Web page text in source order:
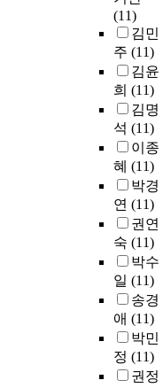
(11)
김민
주 (11)
김윤
희 (11)
김명
석 (11)
이종
혜 (11)
박경
연 (11)
권연
숙 (11)
박수
일 (11)
송경
애 (11)
박민
정 (11)
권정